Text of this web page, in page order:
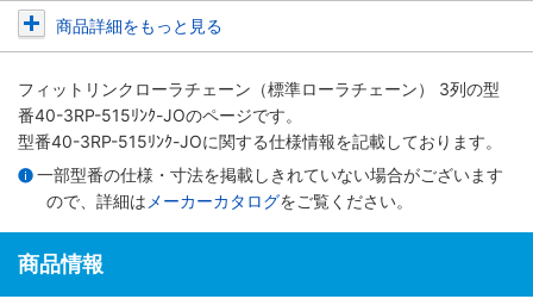
商品詳細をもっと見る
フィットリンクローラチェーン（標準ローラチェーン） 3列の型
番40-3RP-515ﾘﾝｸ-JOのページです。
型番40-3RP-515ﾘﾝｸ-JOに関する仕様情報を記載しております。
一部型番の仕様・寸法を掲載しきれていない場合がございます
ので、詳細は メーカーカタログをご覧ください。
商品情報